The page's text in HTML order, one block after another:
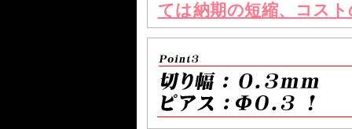
ては納期の短縮、コス